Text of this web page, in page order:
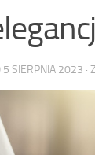
5 SIERPNIA 2023 ·